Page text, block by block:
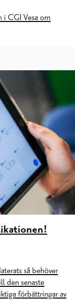
i CGI Vesa om
så behöver
den senaste
förbättringar av